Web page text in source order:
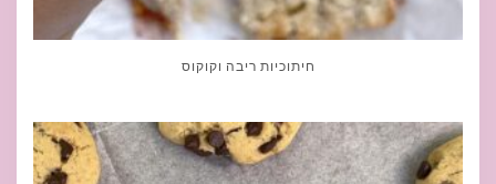
חיתוכיות ריבה וקוקוס